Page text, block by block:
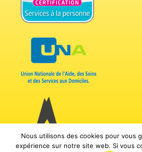
Nous utilisons des cookies pour vous
expérience sur notre site web. Si vous